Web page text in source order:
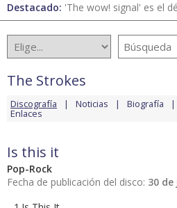
Destacado: 'The wow! signal' es el
The Strokes
Discografía Noticias Biografía
Enlaces
Is this it
Pop-Rock
Fecha de publicación del disco: 30 de